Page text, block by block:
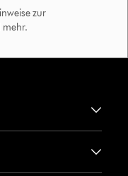
zur
mehr.